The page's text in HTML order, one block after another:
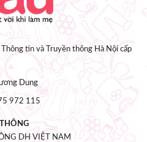
tin và Truyền thông Hà Nội cấp
Dung
972 115
DH VIỆT NAM